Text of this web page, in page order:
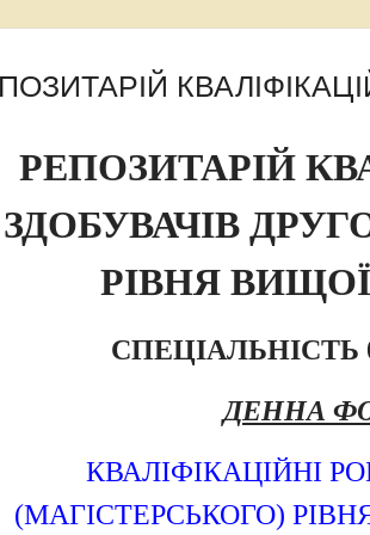
РЕПОЗИТАРІЙ
ЗДОБУВАЧІВ
РІВНЯ
СПЕЦІАЛЬНІСТЬ
ДЕННА
КВАЛІФІКАЦІЙНІ
(МАГІСТЕРСЬКОГО)